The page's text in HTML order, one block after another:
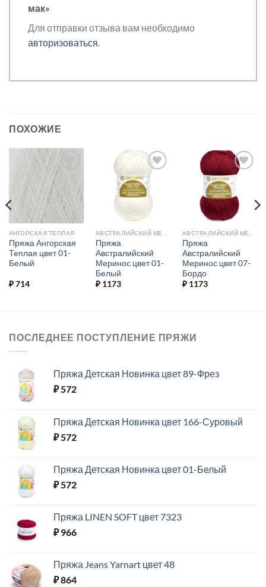
мак»
Для отправки отзыва вам необходимо
авторизоваться.
ПОХОЖИЕ
Добавить в
избранное.
АНГОРСКАЯ ТЕПЛАЯ
Пряжа Ангорская
Теплая цвет 01-
Белый
₽714
Добавить в
избранное.
Пряжа
Австралийский
Меринос цвет 01-
Белый
₽1173
Добавить в
избранное.
Пряжа
Австралийский
Меринос цвет 07-
Бордо
₽1173
ПОСЛЕДНЕЕ ПОСТУПЛЕНИЕ ПРЯЖИ
Пряжа Детская Новинка цвет 89-Фрез
₽572
Пряжа Детская Новинка цвет 166-Суровый
₽572
Пряжа Детская Новинка цвет 01-Белый
₽572
Пряжа LINEN SOFT цвет 7323
₽966
Пряжа Jeans Yarnart цвет 48
₽864